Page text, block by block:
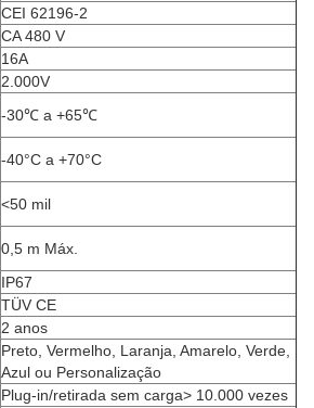
CEI 62196-2
CA 480 V
16A
2.000V
-30℃ a +65℃
-40°C a +70°C
<50 mil
0,5 m Máx.
IP67
TÜV CE
2 anos
Preto, Vermelho, Laranja, Amarelo, Verde,
Azul ou Personalização
Plug-in/retirada sem carga> 10.000 vezes